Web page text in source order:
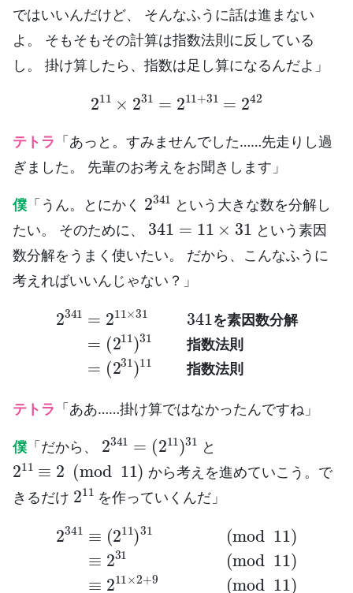
ではいいんだけど、 そんなふうに話は進まない
よ。 そもそもその計算は指数法則に反している
し。 掛け算したら、指数は足し算になるんだよ」
211 × 231 11+31 242
テトラ 「あっと。すみませんでした……先走りし過
ぎました。 先輩のお考えをお聞きします」
僕 「うん。とにかく
2341
という大きな数を分解し
たい。 そのために、
341 = 11 × 31
という素因
数分解をうまく使いたい。 だから、こんなふうに
考えればいいんじゃない？」
を 素因 数分 解
指 数法則
指 数法則
=211 31341 を素因数分解=(211)
指数法則=( 11指数法則
テトラ 「ああ……掛け算ではなかったんですね」
僕 「だから、
341
211 31
と
211 ≡2( mod 11
から考えを進めていこう。で
きるだけ
211
を作っていくんだ」
≡(211 31(mod (mod 11)≡